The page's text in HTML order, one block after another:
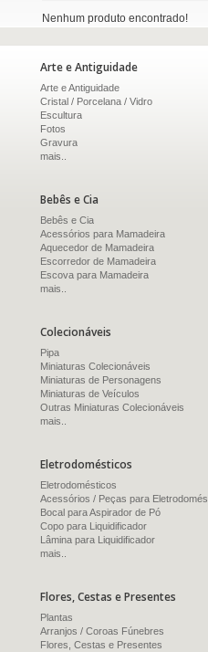
Nenhum produto encontrado!
Arte e Antiguidade
Arte e Antiguidade
Cristal / Porcelana / Vidro
Escultura
Fotos
Gravura
mais..
Bebês e Cia
Bebês e Cia
Acessórios para Mamadeira
Aquecedor de Mamadeira
Escorredor de Mamadeira
Escova para Mamadeira
mais..
Colecionáveis
Pipa
Miniaturas Colecionáveis
Miniaturas de Personagens
Miniaturas de Veículos
Outras Miniaturas Colecionáveis
mais..
Eletrodomésticos
Eletrodomésticos
Acessórios / Peças para
Bocal para Aspirador de Pó
Copo para Liquidificador
Lâmina para Liquidificador
mais..
Flores, Cestas e Presentes
Plantas
Arranjos / Coroas Fúnebres
Flores, Cestas e Presentes